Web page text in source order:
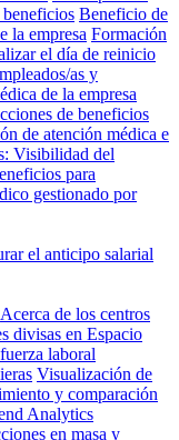
Beneficio de
la empresa Formación
el día de reinicio
as y
de la empresa
de beneficios
de atención médica e
Visibilidad del
para
gestionado por
el anticipo salarial
Acerca de los centros
divisas en Espacio
laboral
Visualización de
y comparación
Analytics
en masa y